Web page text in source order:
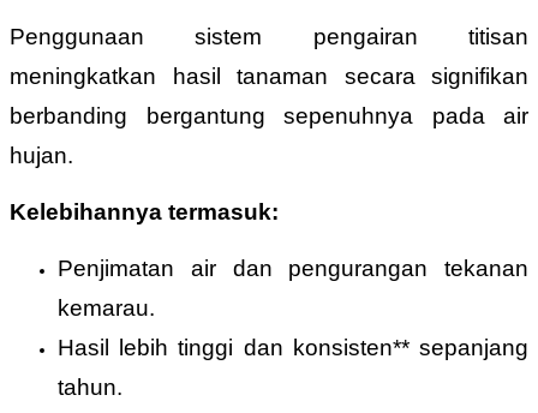
Penggunaan sistem pengairan titisan
meningkatkan hasil tanaman secara signifikan
berbanding bergantung sepenuhnya pada air
hujan.
Kelebihannya termasuk:
Penjimatan air dan pengurangan tekanan
kemarau.
Hasil lebih tinggi dan konsisten** sepanjang
tahun.